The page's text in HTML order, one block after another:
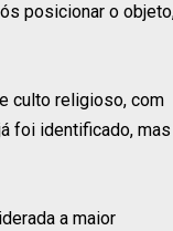
posicionar o
culto religioso, com
foi identificado, mas
a maior